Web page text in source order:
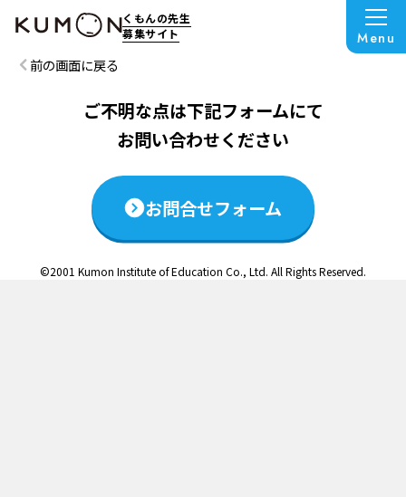
くもんの先生
募集サイト
Menu
この説明会は終了いたしました
前の画面に戻る
ご不明な点は下記フォームにて
お問い合わせください
お問合せフォーム
©2001 Kumon Institute of Education Co., Ltd. All Rights Reserved.